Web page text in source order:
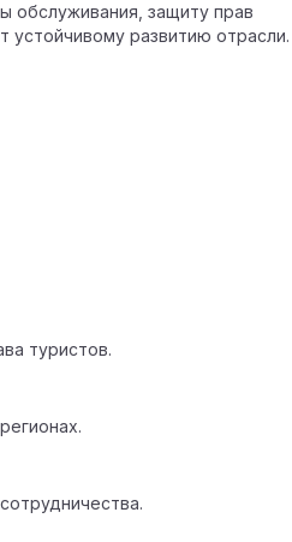
обслуживания, защиту прав
устойчивому развитию отрасли.
туристов.